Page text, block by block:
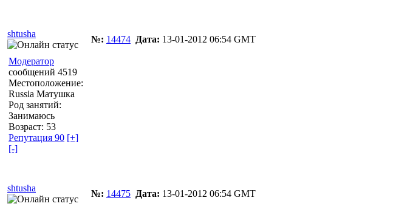
shtusha
№: 14474 Дата: 13-01-2012 06:54 GMT
Модератор
сообщений 4519
Местоположение:
Russia Матушка
Род занятий:
Занимаюсь
Возраст: 53
Репутация 90 [+]
[-]
shtusha
№: 14475 Дата: 13-01-2012 06:54 GMT